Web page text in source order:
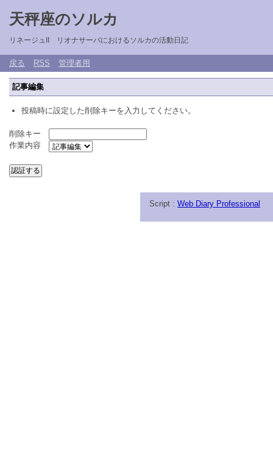
天秤座のソルカ
リネージュII リオナサーバにおけるソルカの活動日記
戻る RSS 管理者用
記事編集
投稿時に設定した削除キーを入力してください。
削除キー
作業内容
Script : Web Diary Professional